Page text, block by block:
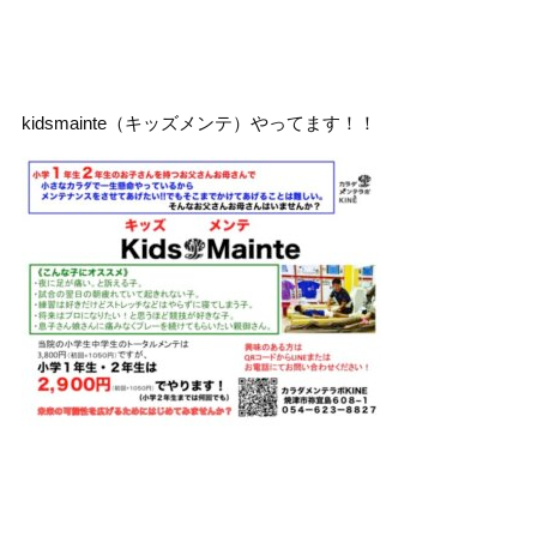
kidsmainte（キッズメンテ）やってます！！